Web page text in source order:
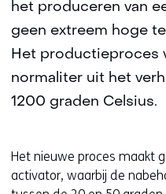
het produceren van
geen extreem hoge
Het productieproces
normaliter uit het
1200 graden Celsius.
Het nieuwe proces maakt
activator, waarbij de